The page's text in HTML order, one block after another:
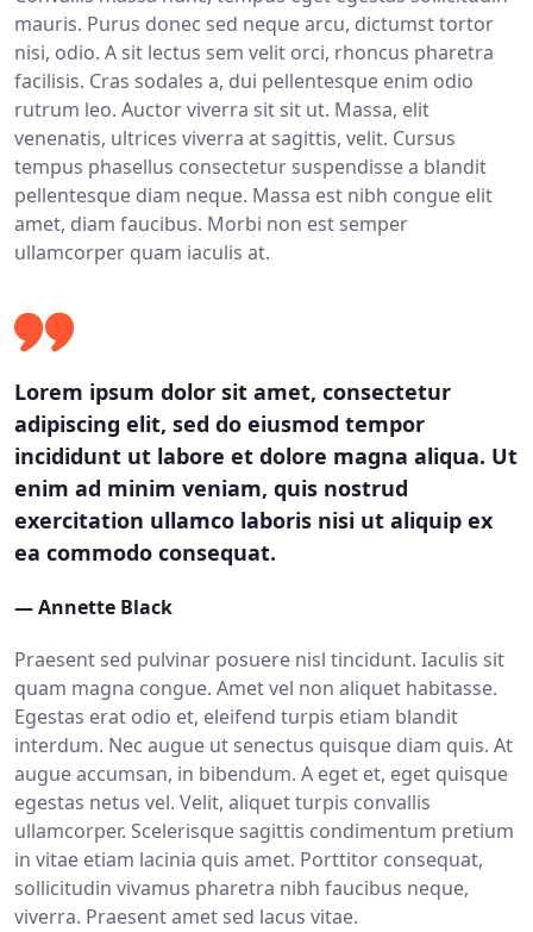
mauris. Purus donec sed neque arcu, dictumst tortor
nisi, odio. A sit lectus sem velit orci, rhoncus pharetra
facilisis. Cras sodales a, dui pellentesque enim odio
rutrum leo. Auctor viverra sit sit ut. Massa, elit
venenatis, ultrices viverra at sagittis, velit. Cursus
tempus phasellus consectetur suspendisse a blandit
pellentesque diam neque. Massa est nibh congue elit
amet, diam faucibus. Morbi non est semper
ullamcorper quam iaculis at.
Lorem ipsum dolor sit amet, consectetur
adipiscing elit, sed do eiusmod tempor
incididunt ut labore et dolore magna aliqua. Ut
enim ad minim veniam, quis nostrud
exercitation ullamco laboris nisi ut aliquip ex
ea commodo consequat.
— Annette Black
Praesent sed pulvinar posuere nisl tincidunt. Iaculis sit
quam magna congue. Amet vel non aliquet habitasse.
Egestas erat odio et, eleifend turpis etiam blandit
interdum. Nec augue ut senectus quisque diam quis. At
augue accumsan, in bibendum. A eget et, eget quisque
egestas netus vel. Velit, aliquet turpis convallis
ullamcorper. Scelerisque sagittis condimentum pretium
in vitae etiam lacinia quis amet. Porttitor consequat,
sollicitudin vivamus pharetra nibh faucibus neque,
viverra. Praesent amet sed lacus vitae.